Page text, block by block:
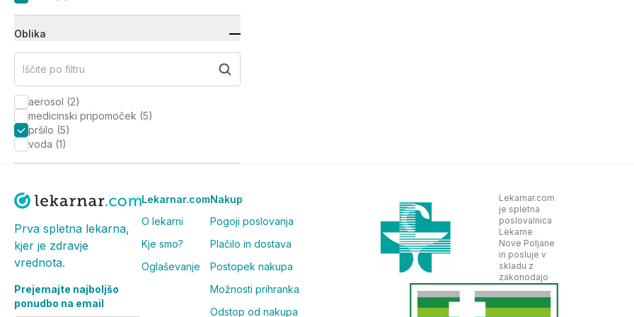
Oblika
Iščite po filtru
aerosol (2)
medicinski pripomoček (5)
pršilo (5)
voda (1)
Prva spletna lekarna,
kjer je zdravje
vrednota.
Prejemajte najboljšo
ponudbo na email
Lekarnar.com
O lekarni
Kje smo?
Oglaševanje
Nakup
Pogoji poslovanja
Plačilo in dostava
Postopek nakupa
Možnosti prihranka
Odstop od nakupa
Lekarnar.com
je spletna
poslovalnica
Lekarne
Nove Poljane
in posluje v
skladu z
zakonodajo